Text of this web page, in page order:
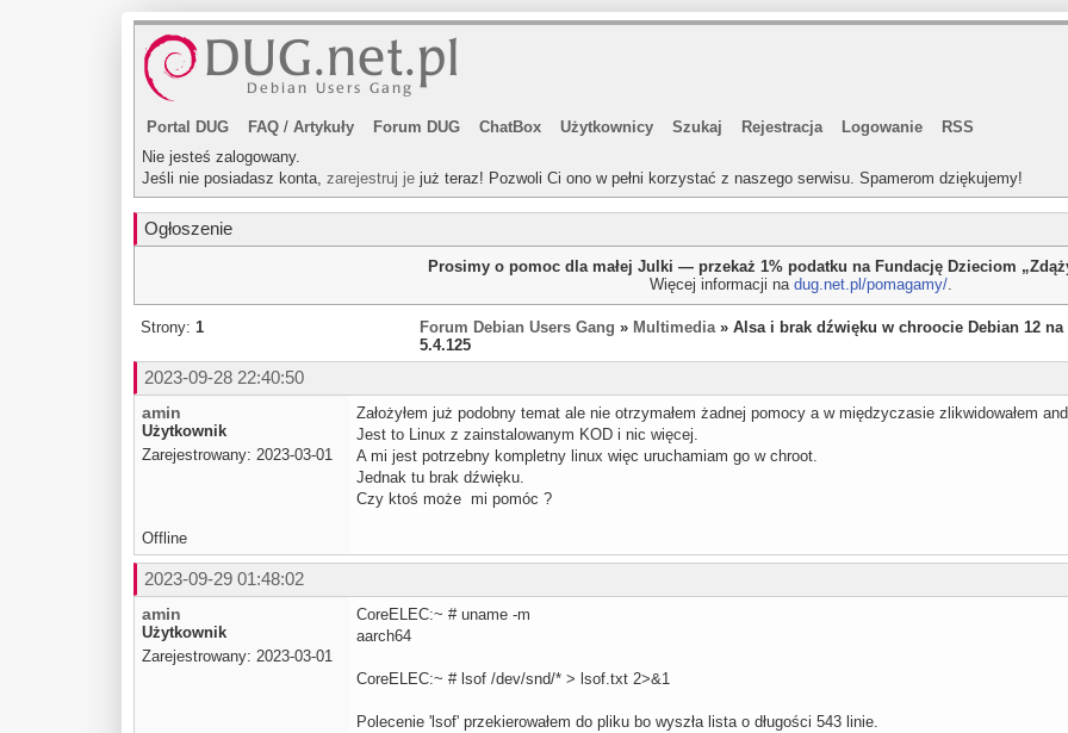
Portal DUG FAQ / Artykuły Forum DUG ChatBox Użytkownicy Szukaj Rejestracja Logowanie
RSS
Nie jesteś zalogowany.
Jeśli nie posiadasz konta, zarejestruj je już teraz! Pozwoli Ci ono w pełni korzystać z naszego serwisu. Spamerom dziękujemy!
Ogłoszenie
Prosimy o pomoc dla małej Julki — przekaż 1% podatku na Fundację Dzieciom
Więcej informacji na dug.net.pl/pomagamy/.
Strony: 1 Forum Debian Users Gang » Multimedia» Alsa i brak dźwięku w chroocie Debian 12
5.4.125
2023-09-28 22:40:50
amin
Użytkownik
Zarejestrowany: 2023-03-01
Założyłem już podobny temat ale nie otrzymałem żadnej pomocy a w międzyczasie zlikwidowałem
Jest to Linux z zainstalowanym KOD i nic więcej.
A mi jest potrzebny kompletny linux więc uruchamiam go w chroot.
Jednak tu brak dźwięku.
Czy ktoś może mi pomóc ?
Offline
2023-09-29 01:48:02
amin
Użytkownik
Zarejestrowany: 2023-03-01
CoreELEC:~ # uname -m
aarch64
CoreELEC:~ # lsof /dev/snd/* > lsof.txt 2>&1
Polecenie 'lsof' przekierowałem do pliku bo wyszła lista o długości 543 linie.